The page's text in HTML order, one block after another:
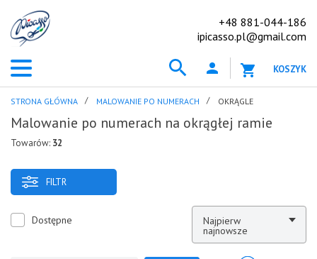
+48 881-044-186
ipicasso.pl@gmail.com
KOSZYK
STRONA GŁÓWNA MALOWANIE PO NUMERACH OKRĄGLE
Towarów: 32
Malowanie po numerach na okrągłej ramie
FILTR
Dostępne Najpierw
najnowsze